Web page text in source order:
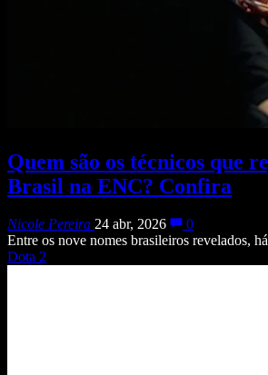
Quem são os técnicos que
Brasil na ENC? Confira
Nicole Pereira 24 abr, 2026
0
Entre os nove nomes brasileiros revelados,
Dota 2